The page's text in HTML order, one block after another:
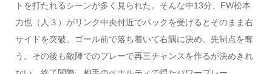
トを打たれるシーンが多く見られた。そんな中13分、FW松本
力也（人３）がリンク中央付近でパックを受けるとそのまま右
サイドを突破。ゴール前で落ち着いて右隅に決め、先制点を奪
う。その後も敵陣でのプレーで再三チャンスを作るが決めきれ